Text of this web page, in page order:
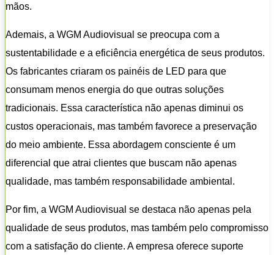
mãos.
Ademais, a WGM Audiovisual se preocupa com a
sustentabilidade e a eficiência energética de seus produtos.
Os fabricantes criaram os painéis de LED para que
consumam menos energia do que outras soluções
tradicionais. Essa característica não apenas diminui os
custos operacionais, mas também favorece a preservação
do meio ambiente. Essa abordagem consciente é um
diferencial que atrai clientes que buscam não apenas
qualidade, mas também responsabilidade ambiental.
Por fim, a WGM Audiovisual se destaca não apenas pela
qualidade de seus produtos, mas também pelo compromisso
com a satisfação do cliente. A empresa oferece suporte